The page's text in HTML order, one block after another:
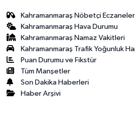
Kahramanmaraş Nöbetçi Eczaneler
Kahramanmaraş Hava Durumu
Kahramanmaraş Namaz Vakitleri
Kahramanmaraş Trafik Yoğunluk
Puan Durumu ve Fikstür
Tüm Manşetler
Son Dakika Haberleri
Haber Arşivi